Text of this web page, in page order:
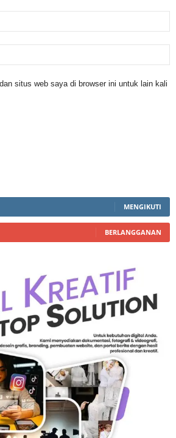
situs web saya di browser ini untuk lain kali
MENGIKUTI
BERLANGGANAN